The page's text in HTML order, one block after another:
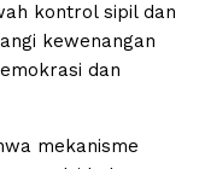
kontrol sipil dan
kewenangan
dan
mekanisme